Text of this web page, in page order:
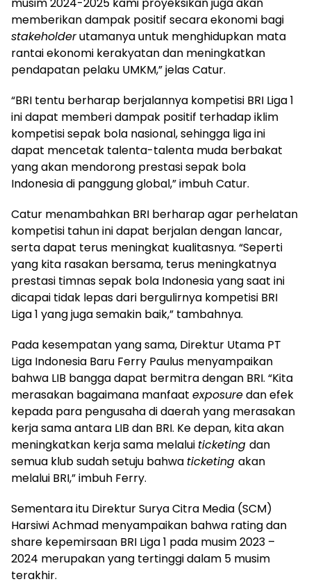
memberikan dampak positif secara ekonomi bagi
stakeholderutamanya untuk menghidupkan mata
rantai ekonomi kerakyatan dan meningkatkan
pendapatan pelaku UMKM,” jelas Catur.
“BRI tentu berharap berjalannya kompetisi BRI Liga 1
ini dapat memberi dampak positif terhadap iklim
kompetisi sepak bola nasional, sehingga liga ini
dapat mencetak talenta-talenta muda berbakat
yang akan mendorong prestasi sepak bola
Indonesia di panggung global,” imbuh Catur.
Catur menambahkan BRI berharap agar perhelatan
kompetisi tahun ini dapat berjalan dengan lancar,
serta dapat terus meningkat kualitasnya. “Seperti
yang kita rasakan bersama, terus meningkatnya
prestasi timnas sepak bola Indonesia yang saat ini
dicapai tidak lepas dari bergulirnya kompetisi BRI
Liga 1 yang juga semakin baik,” tambahnya.
Pada kesempatan yang sama, Direktur Utama PT
Liga Indonesia Baru Ferry Paulus menyampaikan
bahwa LIB bangga dapat bermitra dengan BRI. “Kita
merasakan bagaimana manfaat exposuredan efek
kepada para pengusaha di daerah yang merasakan
kerja sama antara LIB dan BRI. Ke depan, kita akan
meningkatkan kerja sama melalui ticketing dan
semua klub sudah setuju bahwa ticketing akan
melalui BRI,” imbuh Ferry.
Sementara itu Direktur Surya Citra Media (SCM)
Harsiwi Achmad menyampaikan bahwa rating dan
share kepemirsaan BRI Liga 1 pada musim 2023 –
2024 merupakan yang tertinggi dalam 5 musim
terakhir.